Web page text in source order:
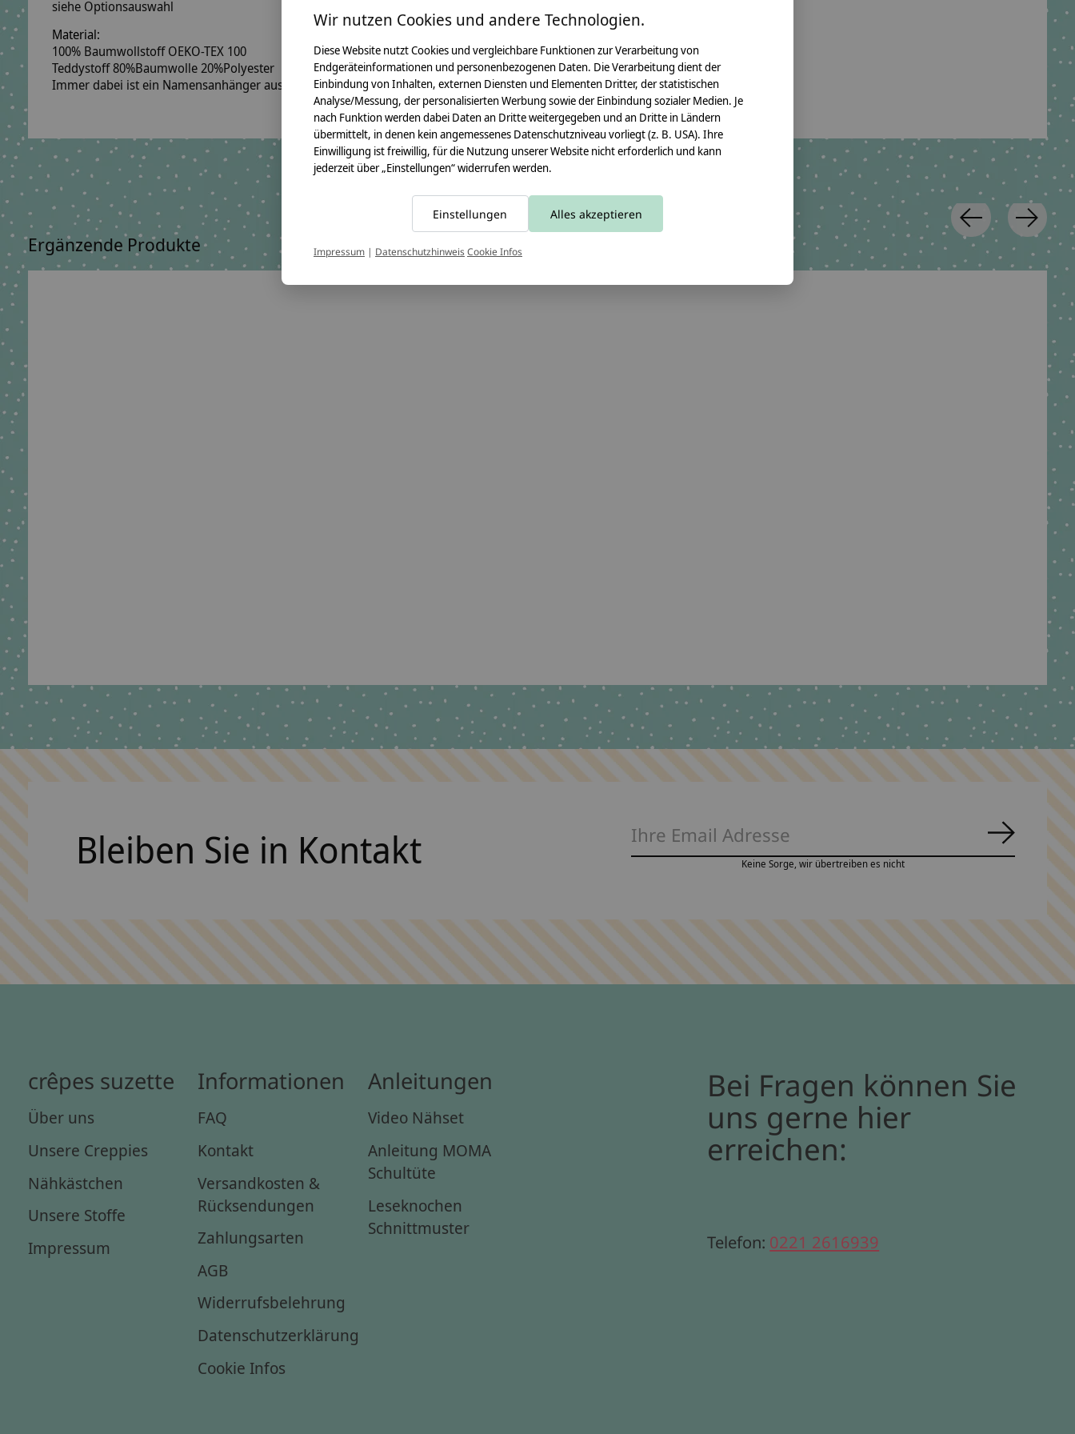
siehe Optionsauswahl
Material:
100% Baumwollstoff OEKO-TEX 100
Teddystoff 80%Baumwolle 20%Polyester
Immer dabei ist ein Namensanhänger aus Holzwürfeln
Angaben zum Hersteller:
crêpes suzette GmbH & Co. KG
Sülzburgstraße 108
50937 Köln
E-Mail:info@crepes-suzette.net
Tel.:+49 221 2616939
Ergänzende Produkte
Bleiben Sie in Kontakt Keine Sorge, wir übertreiben es nicht
crêpes suzette
Über uns
Unsere Creppies
Nähkästchen
Unsere Stoffe
Impressum
Informationen
FAQ
Kontakt
Versandkosten &
Rücksendungen
Zahlungsarten
AGB
Widerrufsbelehrung
Datenschutzerklärung
Cookie Infos
Anleitungen
Video Nähset
Anleitung MOMA
Schultüte
Leseknochen
Schnittmuster
Bei Fragen können Sie
uns gerne hier
erreichen:
Telefon: 0221 2616939
Wir nutzen Cookies und andere Technologien.
Diese Website nutzt Cookies und vergleichbare Funktionen zur Verarbeitung von
Endgeräteinformationen und personenbezogenen Daten. Die Verarbeitung dient der
Einbindung von Inhalten, externen Diensten und Elementen Dritter, der statistischen
Analyse/Messung, der personalisierten Werbung sowie der Einbindung sozialer Medien. Je
nach Funktion werden dabei Daten an Dritte weitergegeben und an Dritte in Ländern
übermittelt, in denen kein angemessenes Datenschutzniveau vorliegt (z. B. USA). Ihre
Einwilligung ist freiwillig, für die Nutzung unserer Website nicht erforderlich und kann
jederzeit über „Einstellungen“ widerrufen werden.
Einstellungen Alles akzeptieren
Impressum | DatenschutzhinweisCookie Infos